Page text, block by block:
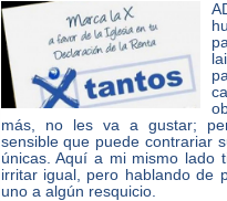
más, no les va a gustar;
sensible que puede contrariar
únicas. Aquí a mi mismo lado
irritar igual, pero hablando de
uno a algún resquicio.